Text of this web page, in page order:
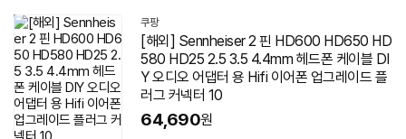
쿠팡
[해외] Sennheiser 2 핀 HD600 HD650 HD
580 HD25 2.5 3.5 4.4mm 헤드폰 케이블 DI
Y 오디오 어댑터 용 Hifi 이어폰 업그레이드 플
러그 커넥터 10
64,690원